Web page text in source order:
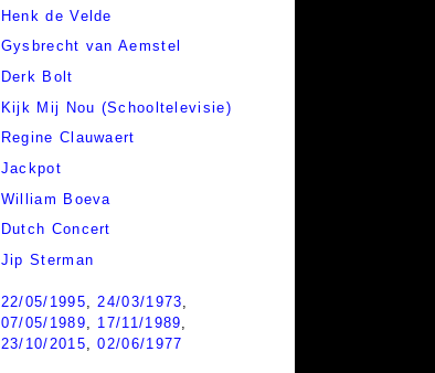
Henk de Velde
Gysbrecht van Aemstel
Derk Bolt
Kijk Mij Nou (Schooltelevisie)
Regine Clauwaert
Jackpot
William Boeva
Dutch Concert
Jip Sterman
22/05/1995,24/03/1973,
07/05/1989, 17/11/1989,
23/10/2015,02/06/1977